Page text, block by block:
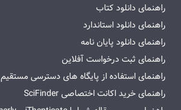
راهنمای دانلود کتاب
راهنمای دانلود استاندارد
راهنمای دانلود پایان نامه
راهنمای ثبت درخواست آفلاین
راهنمای استفاده از پایگاه های دسترسی مستقیم
راهنمای خرید اکانت اختصاصی SciFinder